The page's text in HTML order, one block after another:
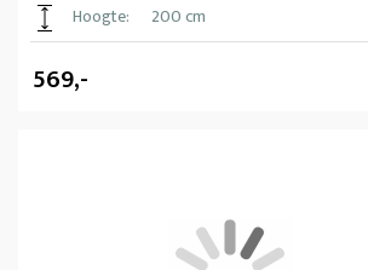
Hoogte:
200 cm
569,-